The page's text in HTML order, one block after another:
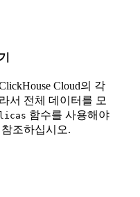
Cloud의 각
서 전체 데이터를 모
함수를 사용해야
참조하십시오.